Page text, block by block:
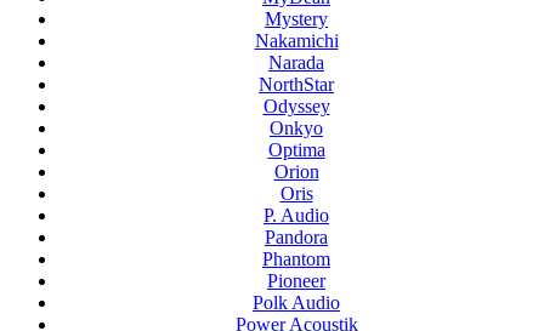
Mystery
Nakamichi
Narada
NorthStar
Odyssey
Onkyo
Optima
Orion
Oris
P. Audio
Pandora
Phantom
Pioneer
Polk Audio
Power Acoustik